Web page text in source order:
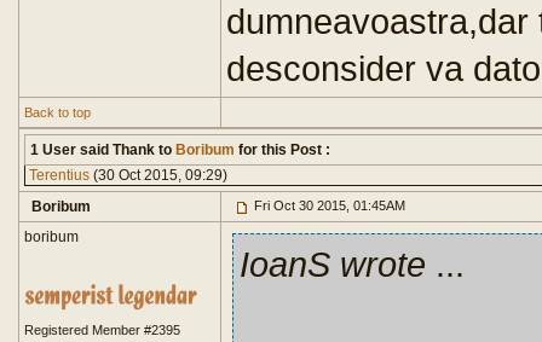
desconsider va
Back to top
1 User said Thank to Boribum for this Post :
Terentius (30 Oct 2015, 09:29)
Boribum
Fri Oct 30 2015, 01:45AM
boribum
Registered Member #2395
IoanS wrote ...